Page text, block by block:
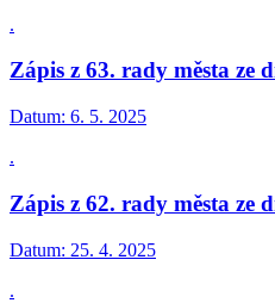
.
Zápis z 63. rady města ze
Datum: 6. 5. 2025
.
Zápis z 62. rady města ze
Datum: 25. 4. 2025
.